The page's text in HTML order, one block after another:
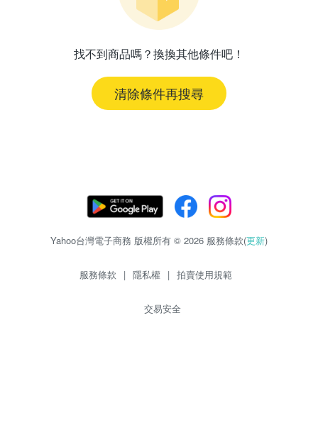
找不到商品嗎？換換其他條件吧！
清除條件再搜尋
Yahoo台灣電子商務 版權所有 © 2026 服務條款(更新)
服務條款 | 隱私權 | 拍賣使用規範
交易安全